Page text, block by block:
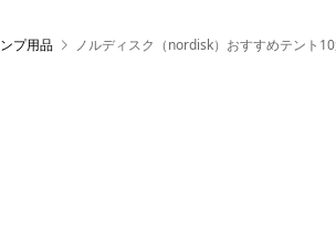
プ用品 ノルディスク（nordisk）おすすめテント